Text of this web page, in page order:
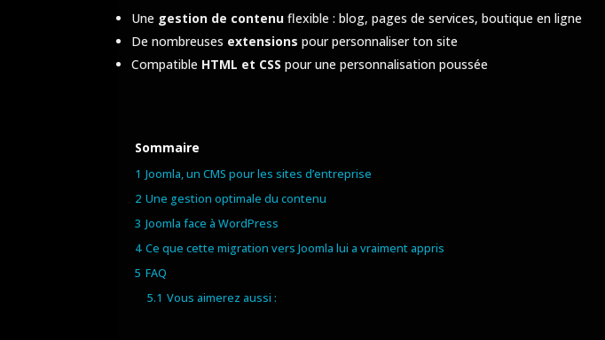
Une gestion de contenu flexible : blog, pages de services, boutique en ligne
De nombreuses extensions pour personnaliser ton site
Compatible HTML et CSS pour une personnalisation poussée
Sommaire
1 Joomla, un CMS pour les sites d’entreprise
2 Une gestion optimale du contenu
3 Joomla face à WordPress
4 Ce que cette migration vers Joomla lui a vraiment appris
5 FAQ
5.1 Vous aimerez aussi :